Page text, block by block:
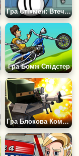
Гра Стікмен: Втеча з Комплексу
Гра Бомж Спідстер
Гра Блокова Команда: Бій На смерть